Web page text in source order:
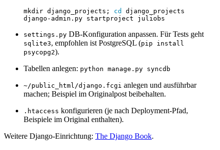
mkdir django_projects ; cd
settings.py DB‑Konfiguration anpassen. Für Tests geht
sqlite3, empfohlen ist PostgreSQL (pip install
psycopg2).
Tabellen anlegen: python manage.py syncdb
~/public_html/django.fcgi anlegen und ausführbar
machen; Beispiel im Originalpost beibehalten.
.htaccess konfigurieren (je nach Deployment‑Pfad,
Beispiele im Original enthalten).
Weitere Django‑Einrichtung: The Django Book.